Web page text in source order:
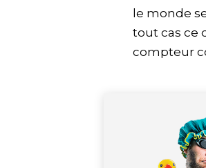
le monde
tout cas ce
compteur